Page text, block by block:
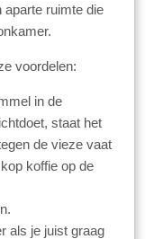
aparte ruimte die
voordelen:
in de
staat het
de vieze vaat
koffie op de
als je juist graag